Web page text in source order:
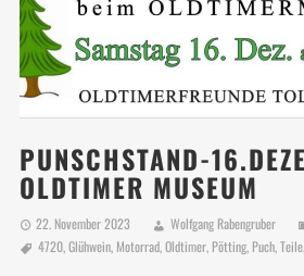
PUNSCHSTAND-
OLDTIMER MUSEUM
22. November 2023 Wolfgang Rabengruber
4720,Glühwein, Motorrad,Oldtimer, Pötting, Puch,Teile,